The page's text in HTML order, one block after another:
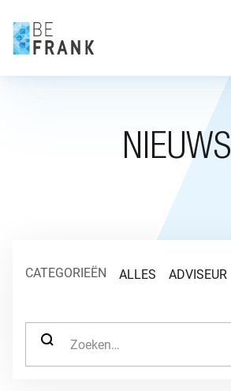
NIEUWS
CATEGORIEËN ALLES ADVISEUR
ZOEK NAAR: